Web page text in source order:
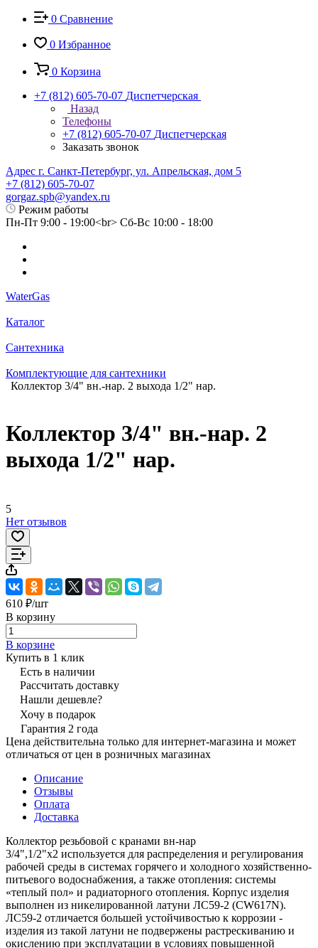
0 Сравнение
0 Избранное
0 Корзина
+7 (812) 605-70-07 Диспетчерская
Назад
Телефоны
+7 (812) 605-70-07 Диспетчерская
Заказать звонок
Адрес г. Санкт-Петербург, ул. Апрельская, дом 5
+7 (812) 605-70-07
gorgaz.spb@yandex.ru
Режим работы
Пн-Пт 9:00 - 19:00<br> Сб-Вс 10:00 - 18:00
WaterGas
Каталог
Сантехника
Комплектующие для сантехники
Коллектор 3/4" вн.-нар. 2 выхода 1/2" нар.
Коллектор 3/4" вн.-нар. 2
выхода 1/2" нар.
5
Нет отзывов
610 ₽/шт
В корзину
В корзине
Купить в 1 клик
Есть в наличии
Рассчитать доставку
Нашли дешевле?
Хочу в подарок
Гарантия 2 года
Цена действительна только для интернет-магазина и может
отличаться от цен в розничных магазинах
Описание
Отзывы
Оплата
Доставка
Коллектор резьбовой с кранами вн-нар
3/4",1/2"х2 используется для распределения и регулирования
рабочей среды в системах горячего и холодного хозяйственно-
питьевого водоснабжения, а также отопления: системы
«теплый пол» и радиаторного отопления. Корпус изделия
выполнен из никелированной латуни ЛС59-2 (CW617N).
ЛС59-2 отличается большей устойчивостью к коррозии -
изделия из такой латуни не подвержены растрескиванию и
окислению при эксплуатации в условиях повышенной